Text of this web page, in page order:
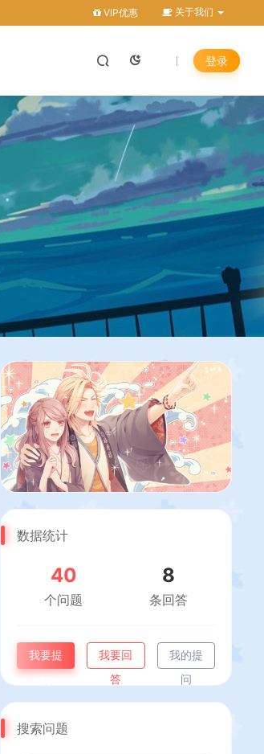
VIP优惠 关于我们
登录
数据统计
40
个问题
8
条回答
我要提
我要回
答
我的提
问
搜索问题